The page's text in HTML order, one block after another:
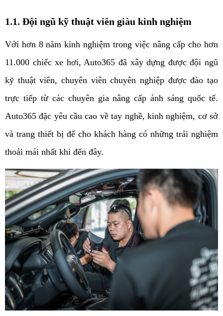
1.1. Đội ngũ kỹ thuật viên giàu kinh nghiệm
Với hơn 8 năm kinh nghiệm trong việc nâng cấp cho hơn
11.000 chiếc xe hơi, Auto365 đã xây dựng được đội ngũ
kỹ thuật viên, chuyên viên chuyên nghiệp được đào tạo
trực tiếp từ các chuyên gia nâng cấp ánh sáng quốc tế.
Auto365 đặc yêu cầu cao về tay nghề, kinh nghiệm, cơ sở
và trang thiết bị để cho khách hàng có những trải nghiệm
thoải mái nhất khi đến đây.